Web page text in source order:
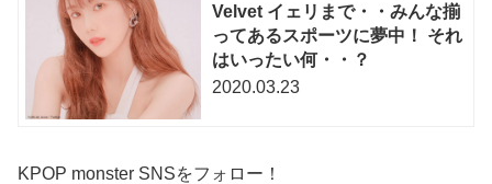
Velvet イェリまで・・みんな揃
ってあるスポーツに夢中！ それ
はいったい何・・？
2020.03.23
KPOP monster SNSをフォロー！